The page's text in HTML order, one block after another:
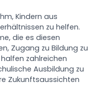
Kindern aus
zu helfen.
die es diesen
Zugang zu Bildung zu
zahlreichen
Ausbildung zu
Zukunftsaussichten